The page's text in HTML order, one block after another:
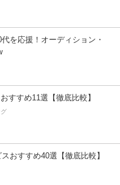
を応援！オーディション・
すすめ11選【徹底比較】
おすすめ40選【徹底比較】